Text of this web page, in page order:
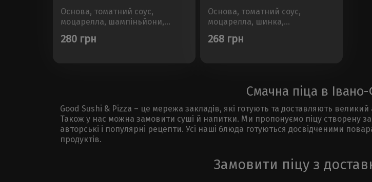
Основа, томатний соус,
моцарелла, шампіньйони,
кукурудзаРозмір - 30см, Вага -
280 грн
Основа, томатний соус,
моцарелла, шинка,
Вага - 450±50г..
268 грн
Смачна піца в
Good Sushi & Pizza – це мережа закладів, які готують та доставляють
Також у нас можна замовити суші й напитки. Ми пропонуємо піцу створену
авторські і популярні рецепти. Усі наші блюда готуються досвідченими
продуктів.
Замовити піцу з